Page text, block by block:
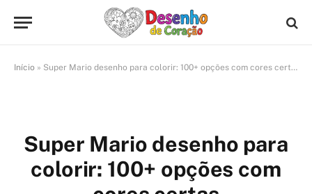
Início » Super Mario desenho para colorir: 100+ opções com cores certas
Super Mario desenho para
colorir: 100+ opções com